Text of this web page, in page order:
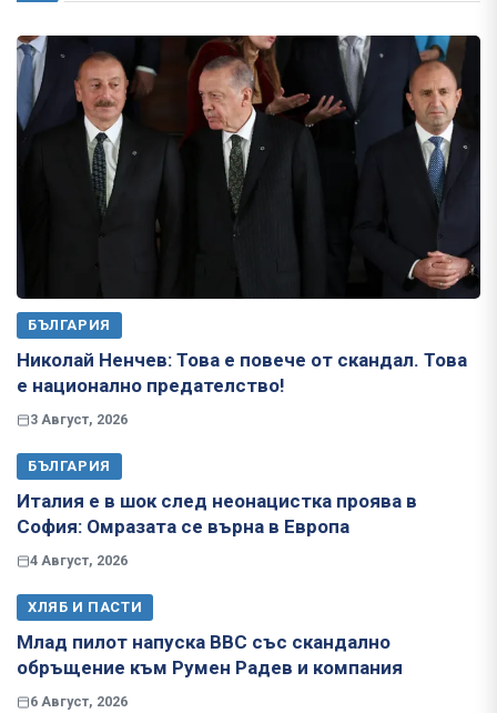
БЪЛГАРИЯ
Николай Ненчев: Това е повече от скандал. Това
е национално предателство!
3 Август, 2026
БЪЛГАРИЯ
Италия е в шок след неонацистка проява в
София: Омразата се върна в Европа
4 Август, 2026
ХЛЯБ И ПАСТИ
Млад пилот напуска ВВС със скандално
обръщение към Румен Радев и компания
6 Август, 2026